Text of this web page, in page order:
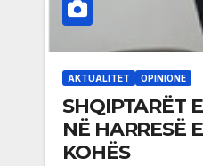
AKTUALITET OPINIONE
SHQIPTARËT
NË HARRESË
KOHËS